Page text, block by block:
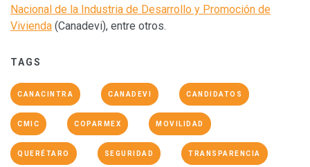
Nacional de la Industria de Desarrollo y Promoción de
Vivienda (Canadevi), entre otros.
TAGS
CANACINTRA CANADEVI CANDIDATOS
CMIC COPARMEX MOVILIDAD
QUERÉTARO SEGURIDAD TRANSPARENCIA